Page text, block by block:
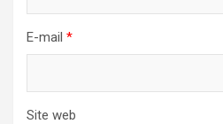
E-mail *
Site web